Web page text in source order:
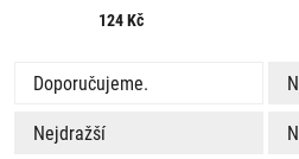
124Kč
Doporučujeme.
Nejdražší